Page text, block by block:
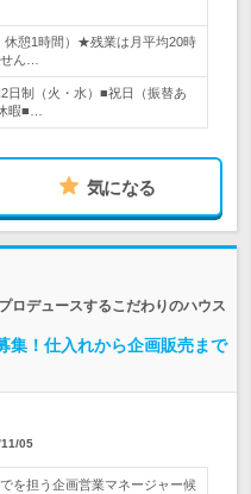
憩1時間）★残業は月平均20時
ん…
日制（火・水）■祝日（振替あ
暇■…
気になる
ロデュースするこだわりのハウス
集！仕入れから企画販売まで
05
を担う企画営業マネージャー候